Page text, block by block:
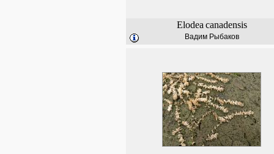
Elodea canadensis
Вадим Рыбаков